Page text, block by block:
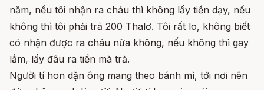
năm, nếu tôi nhận ra cháu thì không lấy tiền dạy, nếu
không thì tôi phải trả 200 Thalơ. Tôi rất lo, không biết
có nhận được ra cháu nữa không, nếu không thì gay
lắm, lấy đâu ra tiền mà trả.
Người tí hon dặn ông mang theo bánh mì, tới nơi nên